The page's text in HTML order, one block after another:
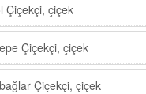
Çiçekçi, çiçek
Çiçekçi, çiçek
Çiçekçi, çiçek